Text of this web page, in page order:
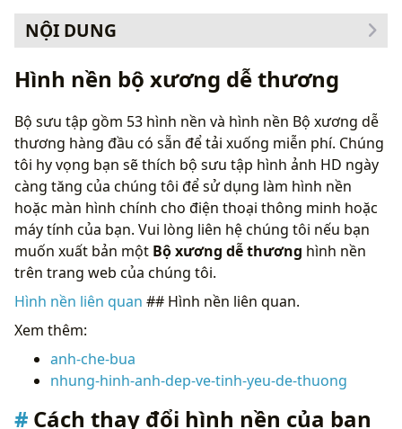
NỘI DUNG
Hình nền bộ xương dễ thương
Bộ sưu tập gồm 53 hình nền và hình nền Bộ xương dễ
thương hàng đầu có sẵn để tải xuống miễn phí. Chúng
tôi hy vọng bạn sẽ thích bộ sưu tập hình ảnh HD ngày
càng tăng của chúng tôi để sử dụng làm hình nền
hoặc màn hình chính cho điện thoại thông minh hoặc
máy tính của bạn. Vui lòng liên hệ chúng tôi nếu bạn
muốn xuất bản một Bộ xương dễ thương hình nền
trên trang web của chúng tôi.
Hình nền liên quan ## Hình nền liên quan.
Xem thêm:
anh-che-bua
nhung-hinh-anh-dep-ve-tinh-yeu-de-thuong
Cách thay đổi hình nền của bạn